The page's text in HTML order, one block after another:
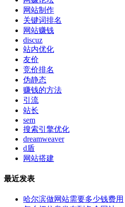
网站制作
关键词排名
网站赚钱
discuz
站内优化
友价
竞价排名
伪静态
赚钱的方法
引流
站长
sem
搜索引擎优化
dreamweaver
d盾
网站搭建
最近发表
哈尔滨做网站需要多少钱费用